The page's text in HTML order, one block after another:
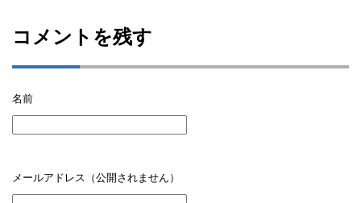
コメントを残す
名前
メールアドレス（公開されません）